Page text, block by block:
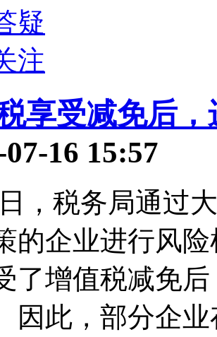
疑
注
享受减免后
07-16 15:57
，税务局通过
的企业进行风
了增值税减免
因此，部分企